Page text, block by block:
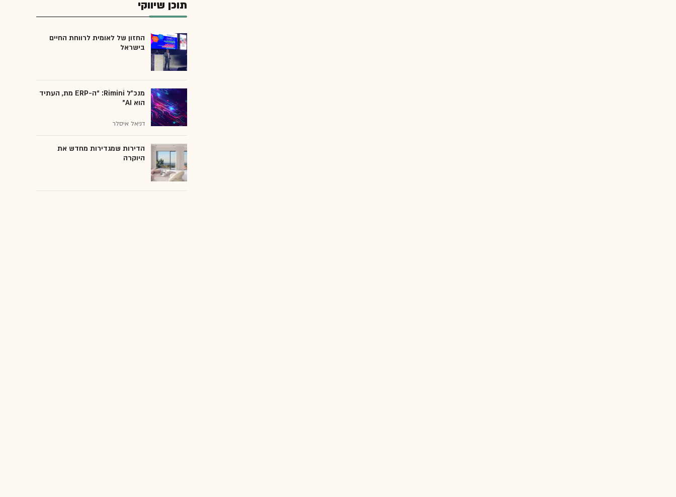
תוכן שיווקי
החזון של לאומית לרווחת החיים
בישראל
מנכ״ל Rimini: “ה-ERP מת, העתיד
הוא AI"
דניאל איסלר
הדירות שמגדירות מחדש את
היוקרה